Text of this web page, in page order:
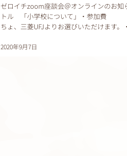
2020年9月7日
ゼロイチzoom座談会＠オンラインの
トル 「小学校について」・参加費 ８
ちょ、三菱UFJよりお選びいただけま